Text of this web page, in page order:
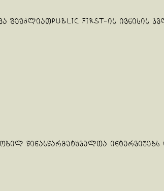
შეუძლიათPublic First-ის ივნისის
წინასწარმეტყველთა